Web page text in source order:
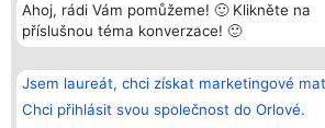
Ahoj, rádi Vám pomůžeme! 🙂 Klikněte na
příslušnou téma konverzace! 🙂
Jsem laureát, chci získat marketingové
Chci přihlásit svou společnost do Orlové.
Bright Side Solutions sp. z o.
o. sp. k.
ul. Ruska 22
Wrocław 50-079
Vítězové
Seznam všech
laureátů
Zásady